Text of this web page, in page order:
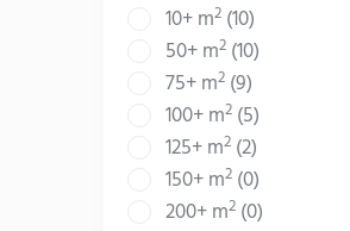
10+ m2 (10)
50+ m2 (10)
75+ m2 (9)
100+ m2 (5)
125+ m2 (2)
150+ m2 (0)
200+ m2 (0)